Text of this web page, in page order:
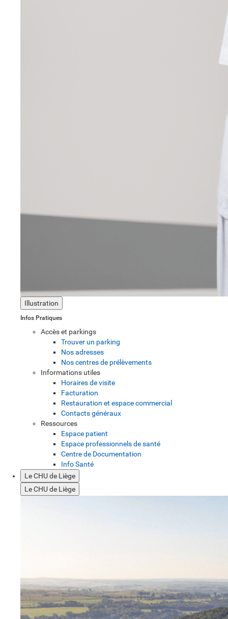
Illustration
Infos Pratiques
Accès et parkings
Trouver un parking
Nos adresses
Nos centres de prélèvements
Informations utiles
Horaires de visite
Facturation
Restauration et espace commercial
Contacts généraux
Ressources
Espace patient
Espace professionnels de santé
Centre de Documentation
Info Santé
Le CHU de Liège
Le CHU de Liège